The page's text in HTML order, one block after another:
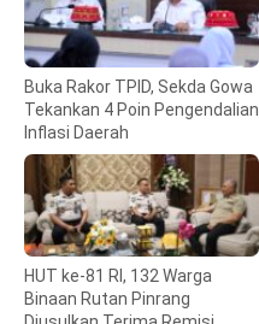
Buka Rakor TPID, Sekda Gowa
Tekankan 4 Poin Pengendalian
Inflasi Daerah
HUT ke-81 RI, 132 Warga
Binaan Rutan Pinrang